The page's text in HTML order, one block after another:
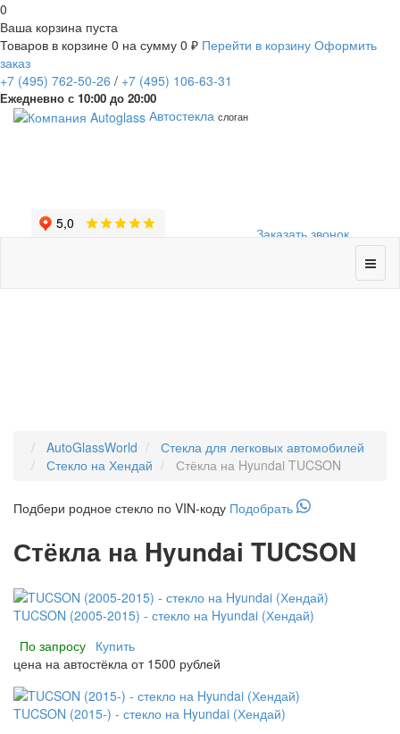
0
Ваша корзина пуста
Товаров в корзине 0 на сумму 0 ₽ Перейти в корзину Оформить
заказ
+7 (495) 762-50-26 / +7 (495) 106-63-31
Ежедневно с 10:00 до 20:00
Заказать звонок
Автостекла слоган
AutoGlassWorld
Стекла для легковых автомобилей
Стекло на Хендай
Стёкла на Hyundai TUCSON
Подбери родное стекло по VIN-коду Подобрать
Стёкла на Hyundai TUCSON
TUCSON (2005-2015) - стекло на Hyundai (Хендай)
По запросу Купить
цена на автостёкла от 1500 рублей
TUCSON (2015-) - стекло на Hyundai (Хендай)